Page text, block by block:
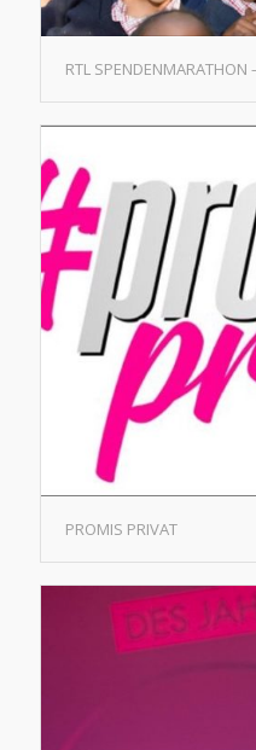
RTL SPENDENMARATHON
PROMIS PRIVAT